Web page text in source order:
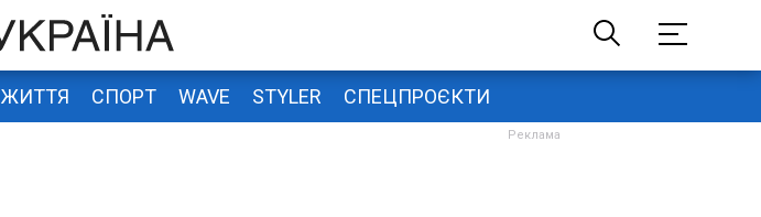
ЖИТТЯ СПОРТ WAVE STYLER СПЕЦПРОЄКТИ